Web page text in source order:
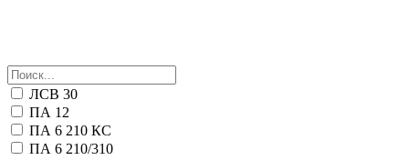
ЛСВ 30
ПА 12
ПА 6 210 КС
ПА 6 210/310